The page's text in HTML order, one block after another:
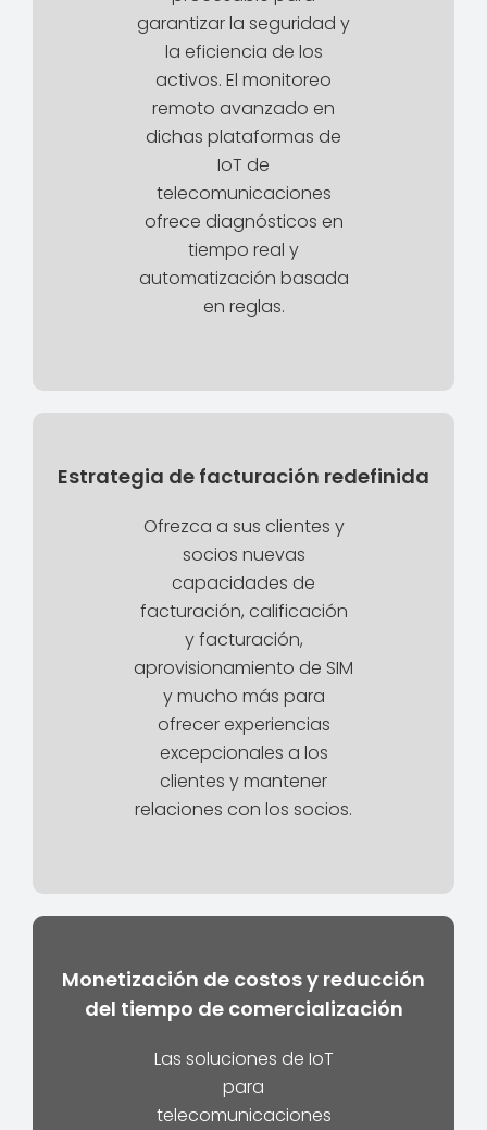
garantizar la seguridad y
la eficiencia de los
activos. El monitoreo
remoto avanzado en
dichas plataformas de
IoT de
telecomunicaciones
ofrece diagnósticos en
tiempo real y
automatización basada
en reglas.
Estrategia de facturación redefinida
Ofrezca a sus clientes y
socios nuevas
capacidades de
facturación, calificación
y facturación,
aprovisionamiento de SIM
y mucho más para
ofrecer experiencias
excepcionales a los
clientes y mantener
relaciones con los socios.
Monetización de costos y reducción
del tiempo de comercialización
Las soluciones de IoT
para
telecomunicaciones